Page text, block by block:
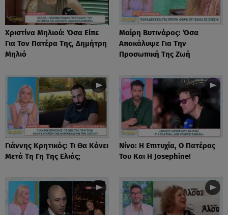
Χριστίνα Μηλιού: Όσα Είπε
Για Τον Πατέρα Της, Δημήτρη
Μηλιό
Μαίρη Βυτινάρος: Όσα
Αποκάλυψε Για Την
Προσωπική Της Ζωή
Γιάννης Κρητικός: Τι Θα Κάνει
Μετά Τη Γη Της Ελιάς;
Νίνο: Η Επιτυχία, Ο Πατέρας
Του Και Η Josephine!